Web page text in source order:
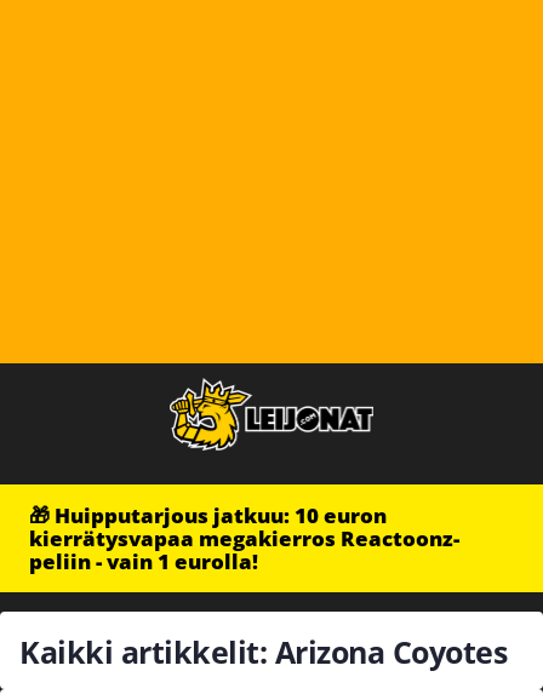
🎁 Huipputarjous jatkuu: 10 euron
kierrätysvapaa megakierros Reactoonz-
peliin - vain 1 eurolla!
Kaikki artikkelit: Arizona Coyotes